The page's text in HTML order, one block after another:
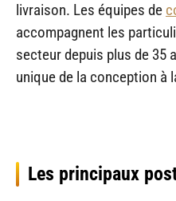
livraison. Les équipes de
accompagnent les
secteur depuis plus de 35
unique de la conception à
Les principaux